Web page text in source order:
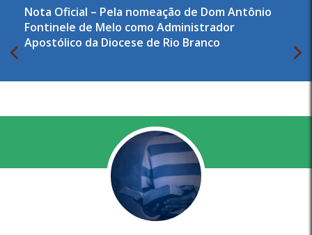
Nota Oficial – Pela nomeação de Dom Antônio
Fontinele de Melo como Administrador
Apostólico da Diocese de Rio Branco